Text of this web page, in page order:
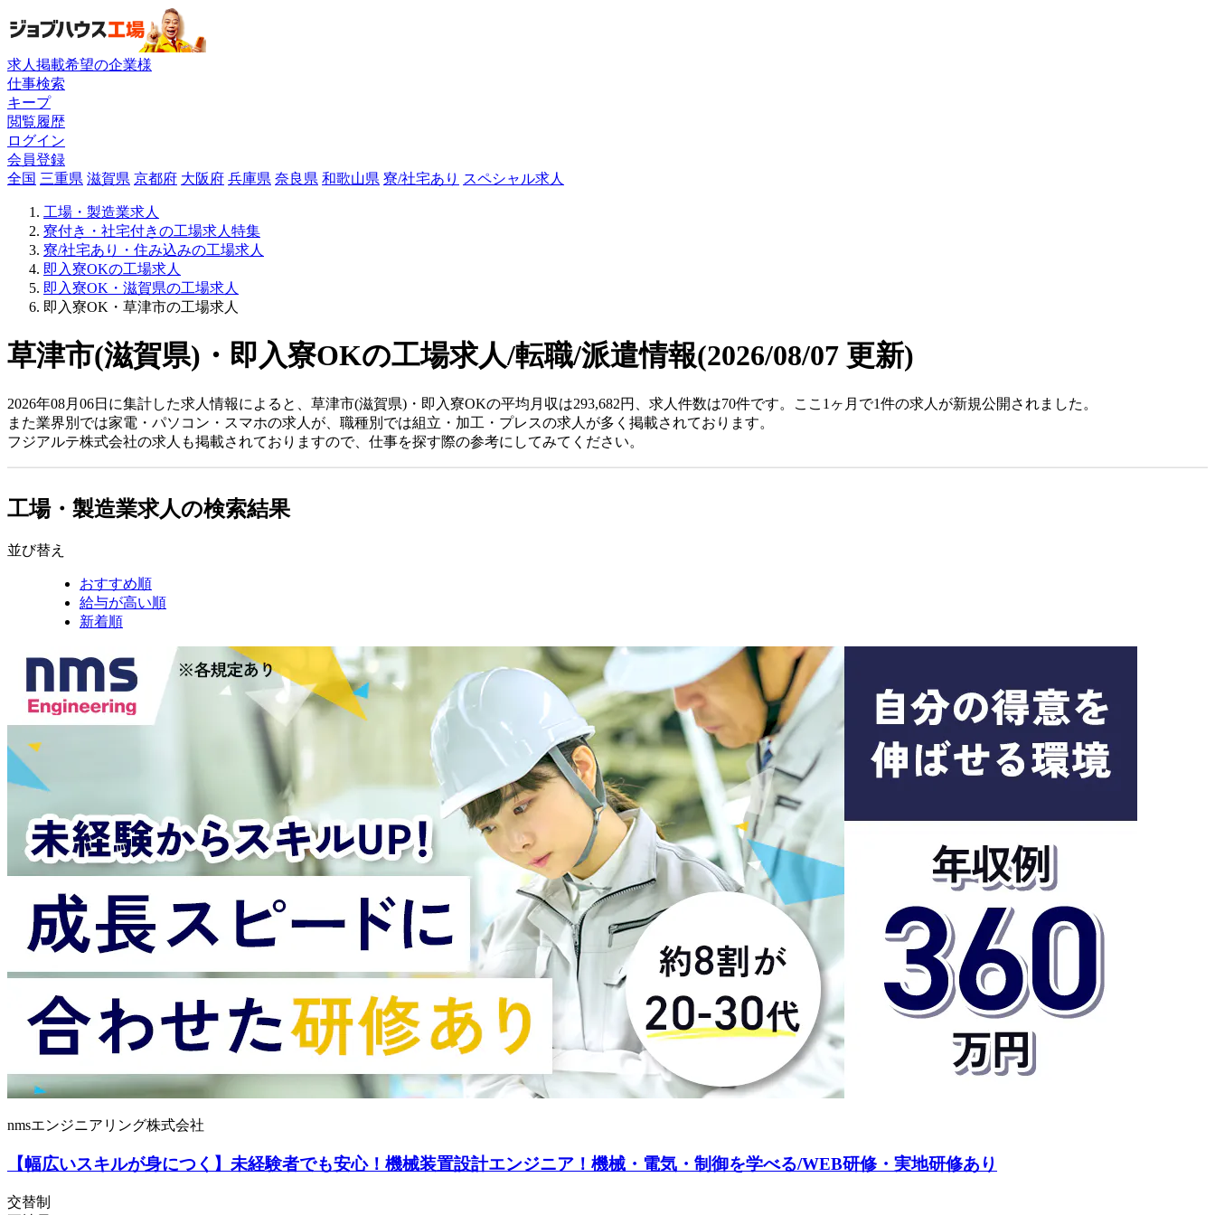
求人掲載希望の企業様
仕事検索
キープ
閲覧履歴
ログイン
会員登録
全国 三重県 滋賀県 京都府 大阪府 兵庫県 奈良県 和歌山県 寮/社宅あり スペシャル求人
工場・製造業求人
寮付き・社宅付きの工場求人特集
寮/社宅あり・住み込みの工場求人
即入寮OKの工場求人
即入寮OK・滋賀県の工場求人
即入寮OK・草津市の工場求人
草津市(滋賀県)・即入寮OKの工場求人/転職/派遣情報(2026/08/07 更新)
2026年08月06日に集計した求人情報によると、草津市(滋賀県)・即入寮OKの平均月収は293,682円、求人件数は70件です。ここ1ヶ月で1件の求人が新規公開されました。
また業界別では家電・パソコン・スマホの求人が、職種別では組立・加工・プレスの求人が多く掲載されております。
フジアルテ株式会社の求人も掲載されておりますので、仕事を探す際の参考にしてみてください。
工場・製造業求人の検索結果
並び替え
おすすめ順
給与が高い順
新着順
nmsエンジニアリング株式会社
【幅広いスキルが身につく】未経験者でも安心！機械装置設計エンジニア！機械・電気・制御を学べる/WEB研修・実地研修あり
交替制